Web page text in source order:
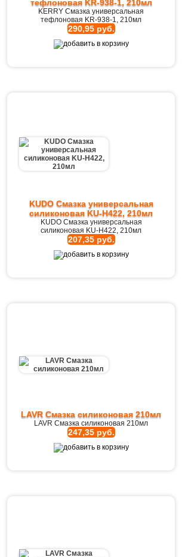
тефлоновая KR-938-1, 210мл
KERRY Смазка универсальная
тефлоновая KR-938-1, 210мл
290,95 руб.
KUDO Смазка универсальная
силиконовая KU-H422, 210мл
KUDO Смазка универсальная
силиконовая KU-H422, 210мл
207,35 руб.
LAVR Cмазка cиликоновая 210мл
LAVR Cмазка cиликоновая 210мл
247,35 руб.